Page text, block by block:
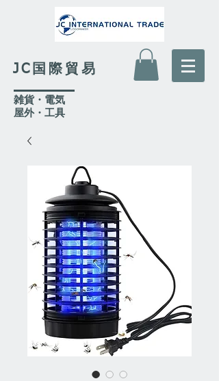
JC国際貿易
​雑貨・電気
​屋外・工具